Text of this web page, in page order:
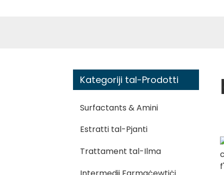
Kategoriji tal-Prodotti
Surfactants & Amini
Estratti tal-Pjanti
Trattament tal-Ilma